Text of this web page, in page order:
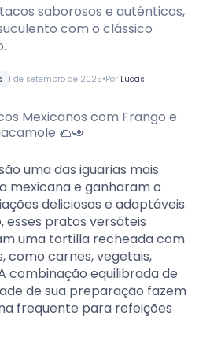
1 de setembro de 2025•Por Lucas
saborosos e autênticos,
com o clássico
uma das iguarias mais
mexicana e ganharam o
deliciosas e adaptáveis.
esses pratos versáteis
uma tortilla recheada com
como carnes, vegetais,
combinação equilibrada de
de sua preparação fazem
frequente para refeições